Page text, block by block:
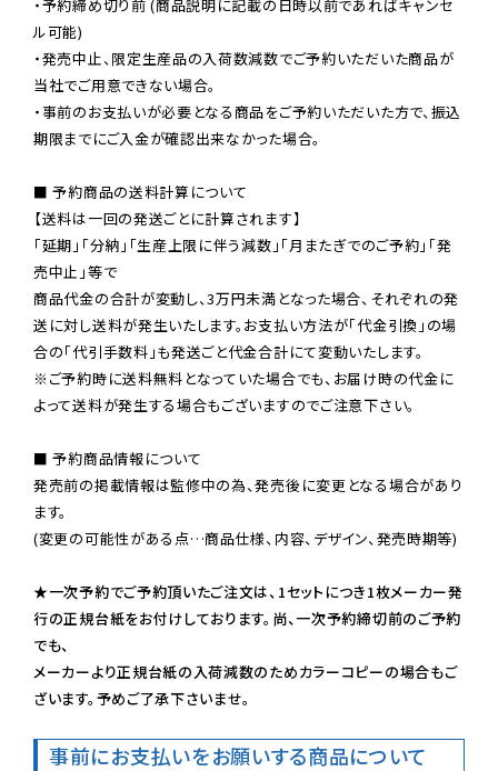
・予約締め切り前 (商品説明に記載の日時以前であればキャンセ
ル可能)
・発売中止、限定生産品の入荷数減数でご予約いただいた商品が
当社でご用意できない場合。
・事前のお支払いが必要となる商品をご予約いただいた方で、振込
期限までにご入金が確認出来なかった場合。
■ 予約商品の送料計算について
【送料は一回の発送ごとに計算されます】
「延期」「分納」「生産上限に伴う減数」「月またぎでのご予約」「発
売中止」等で
商品代金の合計が変動し、3万円未満となった場合、それぞれの発
送に対し送料が発生いたします。お支払い方法が「代金引換」の場
※ご予約時に送料無料となっていた場合でも、お届け時の代金に
よって送料が発生する場合もございますのでご注意下さい。
■ 予約商品情報について
発売前の掲載情報は監修中の為、発売後に変更となる場合があり
ます。
(変更の可能性がある点…商品仕様、内容、デザイン、発売時期等)
★一次予約でご予約頂いたご注文は、1セットにつき1枚メーカー発
行の正規台紙をお付けしております。尚、一次予約締切前のご予約
でも、
メーカーより正規台紙の入荷減数のためカラーコピーの場合もご
ざいます。予めご了承下さいませ。
事前にお支払いをお願いする商品について